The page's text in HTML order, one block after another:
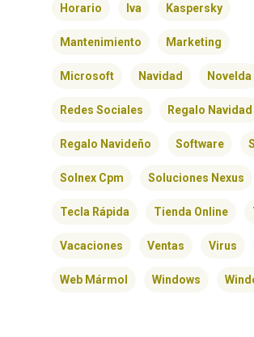
Horario Iva Kaspersky
Mantenimiento Marketing
Microsoft Navidad Novelda
Redes Sociales Regalo Navidad
Regalo Navideño Software
Solnex Cpm Soluciones Nexus
Tecla Rápida Tienda Online
Vacaciones Ventas Virus
Web Mármol Windows